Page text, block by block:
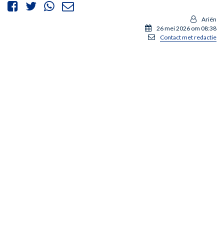
Ariën
26 mei 2026 om 08:38
Contact met redactie